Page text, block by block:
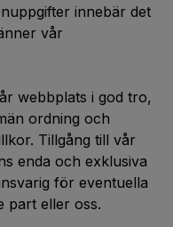
innebär det
vår
webbplats i god tro,
ordning och
Tillgång till vår
enda och exklusiva
för eventuella
part eller oss.